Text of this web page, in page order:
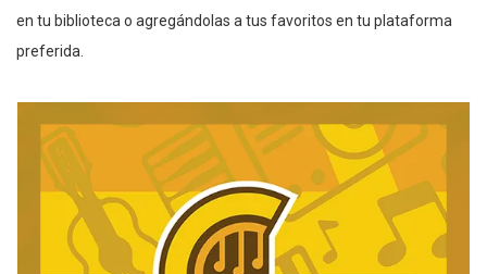
en tu biblioteca o agregándolas a tus favoritos en tu plataforma
preferida.